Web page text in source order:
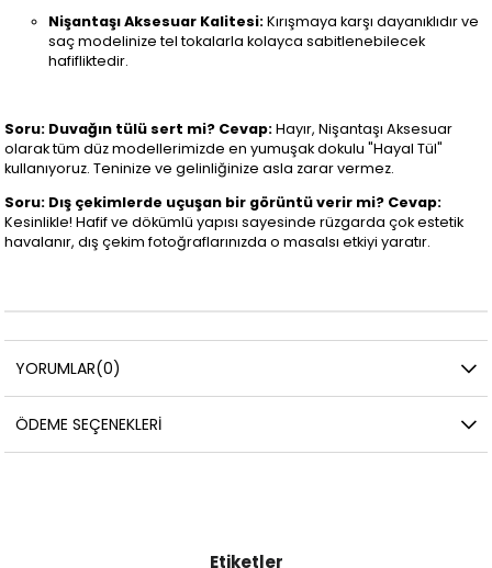
Nişantaşı Aksesuar Kalitesi:Kırışmaya karşı dayanıklıdır ve
saç modelinize tel tokalarla kolayca sabitlenebilecek
hafifliktedir.
Soru: Duvağın tülü sert mi? Cevap:Hayır, Nişantaşı Aksesuar
olarak tüm düz modellerimizde en yumuşak dokulu "Hayal Tül"
kullanıyoruz. Teninize ve gelinliğinize asla zarar vermez.
Soru: Dış çekimlerde uçuşan bir görüntü verir mi? Cevap:
Kesinlikle! Hafif ve dökümlü yapısı sayesinde rüzgarda çok estetik
havalanır, dış çekim fotoğraflarınızda o masalsı etkiyi yaratır.
YORUMLAR(0)
ÖDEME SEÇENEKLERI
Etiketler